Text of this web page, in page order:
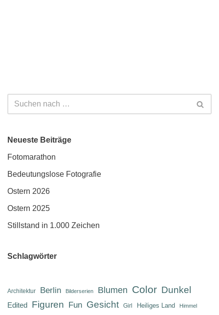
Neueste Beiträge
Fotomarathon
Bedeutungslose Fotografie
Ostern 2026
Ostern 2025
Stillstand in 1.000 Zeichen
Schlagwörter
Architektur Berlin Bilderserien Blumen Color Dunkel
Edited Figuren Fun Gesicht Girl Heiliges Land Himmel